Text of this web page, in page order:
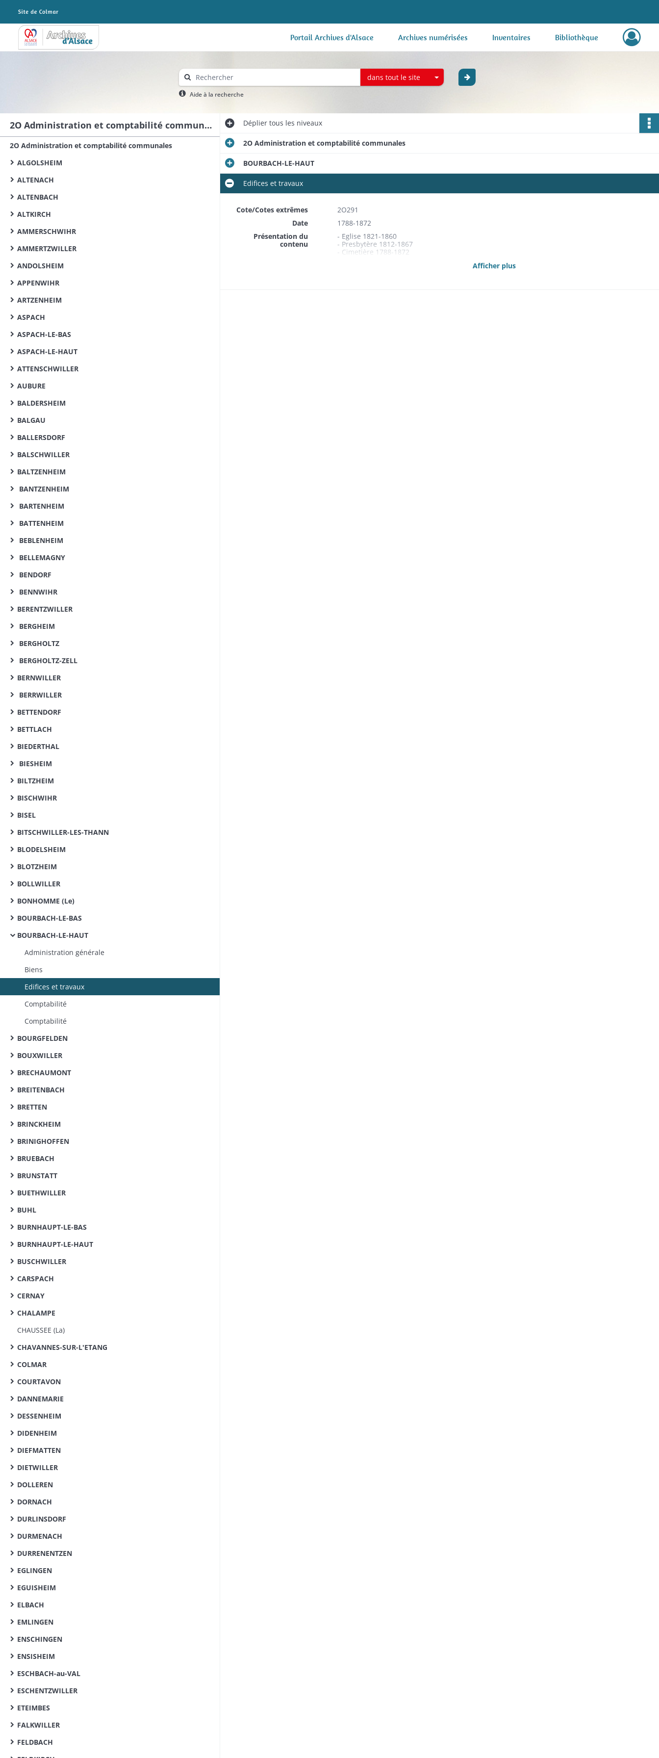
Archives Alsace - Colmar Portail Archives d'Alsace Archives numérisées Inventaires Bibliothèque
dans tout le site
Aide à la recherche
2O Administration et comptabilité communales
2O Administration et comptabilité communales
ALGOLSHEIM
ALTENACH
ALTENBACH
ALTKIRCH
AMMERSCHWIHR
AMMERTZWILLER
ANDOLSHEIM
APPENWIHR
ARTZENHEIM
ASPACH
ASPACH-LE-BAS
ASPACH-LE-HAUT
ATTENSCHWILLER
AUBURE
BALDERSHEIM
BALGAU
BALLERSDORF
BALSCHWILLER
BALTZENHEIM
BANTZENHEIM
BARTENHEIM
BATTENHEIM
BEBLENHEIM
BELLEMAGNY
BENDORF
BENNWIHR
BERENTZWILLER
BERGHEIM
BERGHOLTZ
BERGHOLTZ-ZELL
BERNWILLER
BERRWILLER
BETTENDORF
BETTLACH
BIEDERTHAL
BIESHEIM
BILTZHEIM
BISCHWIHR
BISEL
BITSCHWILLER-LES-THANN
BLODELSHEIM
BLOTZHEIM
BOLLWILLER
BONHOMME (Le)
BOURBACH-LE-BAS
BOURBACH-LE-HAUT
Administration générale
Biens
Edifices et travaux
Comptabilité
Comptabilité
BOURGFELDEN
BOUXWILLER
BRECHAUMONT
BREITENBACH
BRETTEN
BRINCKHEIM
BRINIGHOFFEN
BRUEBACH
BRUNSTATT
BUETHWILLER
BUHL
BURNHAUPT-LE-BAS
BURNHAUPT-LE-HAUT
BUSCHWILLER
CARSPACH
CERNAY
CHALAMPE
CHAUSSEE (La)
CHAVANNES-SUR-L'ETANG
COLMAR
COURTAVON
DANNEMARIE
DESSENHEIM
DIDENHEIM
DIEFMATTEN
DIETWILLER
DOLLEREN
DORNACH
DURLINSDORF
DURMENACH
DURRENENTZEN
EGLINGEN
EGUISHEIM
ELBACH
EMLINGEN
ENSCHINGEN
ENSISHEIM
ESCHBACH-au-VAL
ESCHENTZWILLER
ETEIMBES
FALKWILLER
FELDBACH
Dépliertous les niveaux
2O Administration et comptabilité communales
BOURBACH-LE-HAUT
Edifices et travaux
Cote/Cotes extrêmes
2O291
Date
1788-1872
Présentation du
contenu
- Eglise 1821-1860
- Presbytère 1812-1867
- Cimetière 1788-1872
Afficher plus